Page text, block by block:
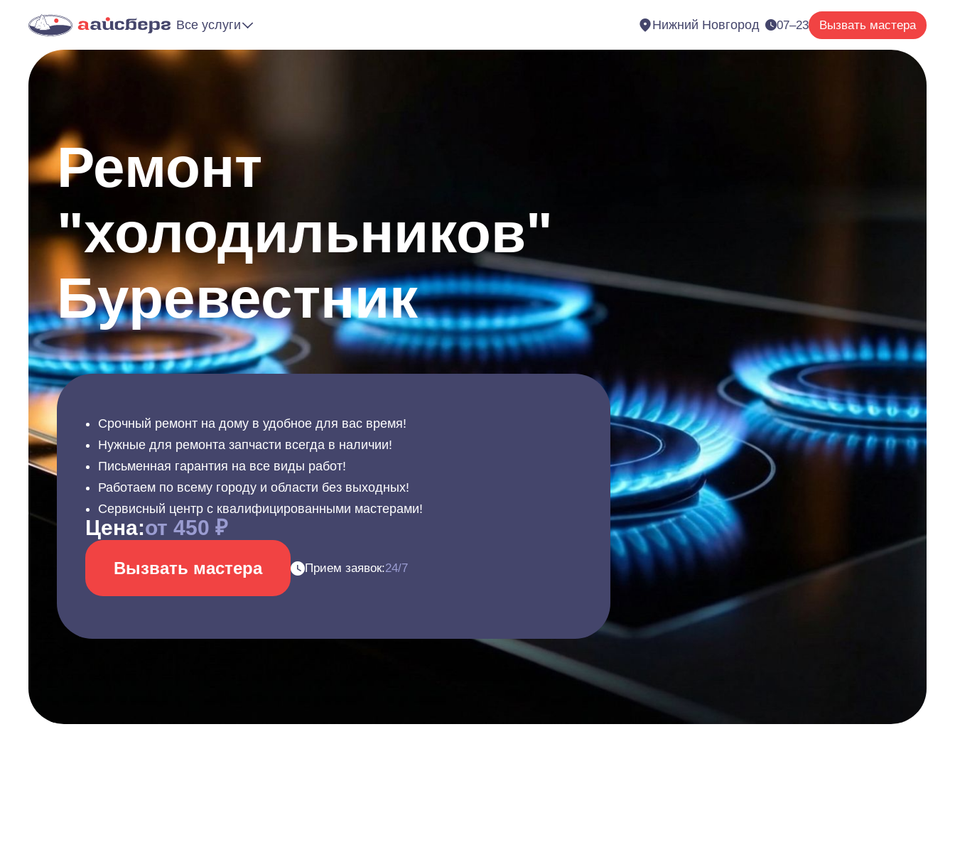
Все услуги Нижний Новгород 07–23 Вызвать мастера
Ремонт
"холодильников"
Буревестник
Срочный ремонт на дому в удобное для вас время!
Нужные для ремонта запчасти всегда в наличии!
Письменная гарантия на все виды работ!
Работаем по всему городу и области без выходных!
Сервисный центр с квалифицированными мастерами!
Цена:от 450 ₽
Вызвать мастера Прием заявок:24/7